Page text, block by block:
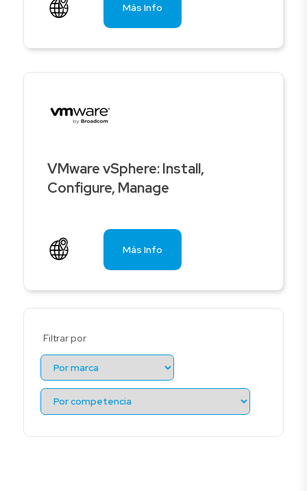
Filtrar por
Más Info
VMware vSphere: Install,
Configure, Manage
Más Info